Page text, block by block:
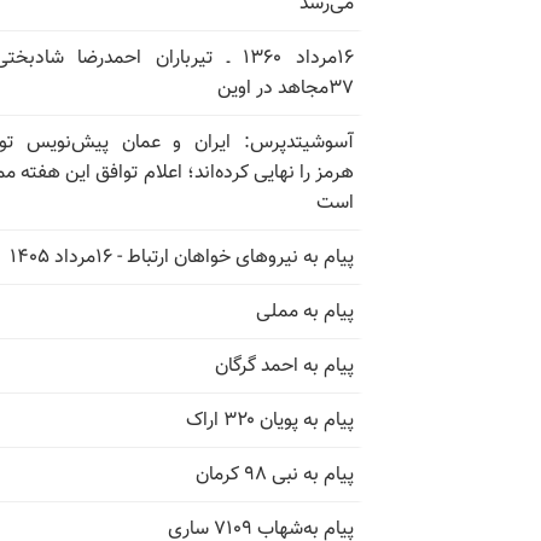
۱۶مرداد ۱۳۶۰ ـ تیرباران احمدرضا
۳۷مجاهد در اوین
آسوشیتدپرس: ایران و عمان پیش‌نویس
هرمز را نهایی کرده‌اند؛ اعلام توافق این هفته
است
پیام به نیروهای خواهان ارتباط - ۱۶مرداد ۱۴۰۵
پیام به مملی
پیام به احمد گرگان
پیام به پویان ۳۲۰ اراک
پیام به نبی ۹۸ کرمان
پیام به‌شهاب ۷۱۰۹ ساری